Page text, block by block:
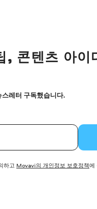
, 콘텐츠 아이
레터 구독했습니다.
하고 Movavi의 개인정보 보호정책에